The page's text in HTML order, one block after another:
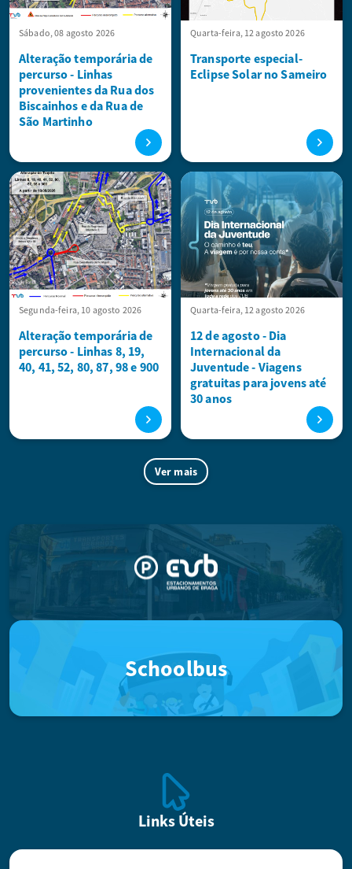
Sábado, 08 agosto 2026
Alteração temporária de
percurso - Linhas
provenientes da Rua dos
Biscainhos e da Rua de
São Martinho
Quarta-feira, 12 agosto 2026
Transporte especial-
Eclipse Solar no Sameiro
Segunda-feira, 10 agosto 2026
Alteração temporária de
percurso - Linhas 8, 19,
40, 41, 52, 80, 87, 98 e 900
Quarta-feira, 12 agosto 2026
12 de agosto - Dia
Internacional da
Juventude - Viagens
gratuitas para jovens até
30 anos
Ver mais
Schoolbus
Links Úteis